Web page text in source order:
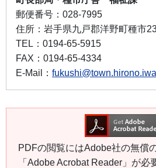
郵便番号： 028-7995
住所： 岩手県九戸郡洋野町種市
TEL： 0194-65-5915
FAX： 0194-65-4334
E-Mail：
PDFの閲覧にはAdobe社の無償
「Adobe Acrobat Reader」が